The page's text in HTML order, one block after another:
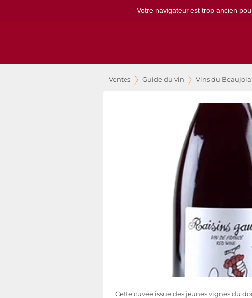
Votre navigateur est trop ancien
Ventes Guide du vin Vins du
Cette cuvée issue des jeunes vignes du